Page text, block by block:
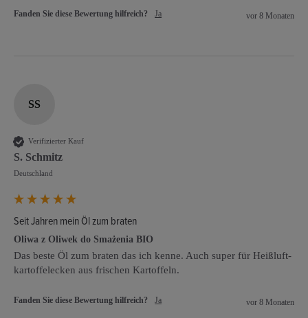
Fanden Sie diese Bewertung hilfreich? Ja vor 8 Monaten
SS
Verifizierter Kauf
S. Schmitz
Deutschland
Seit Jahren mein Öl zum braten
Oliwa z Oliwek do Smażenia BIO
Das beste Öl zum braten das ich kenne. Auch super für Heißluft-
kartoffelecken aus frischen Kartoffeln.
Fanden Sie diese Bewertung hilfreich? Ja vor 8 Monaten